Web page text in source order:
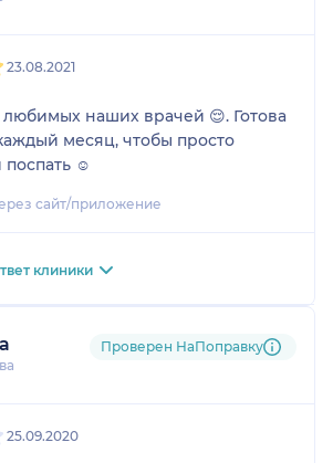
23.08.2021
наших врачей 😌. Готова
месяц, чтобы просто
поспать ☺️
сайт/приложение
клиники
Проверен НаПоправку
25.09.2020